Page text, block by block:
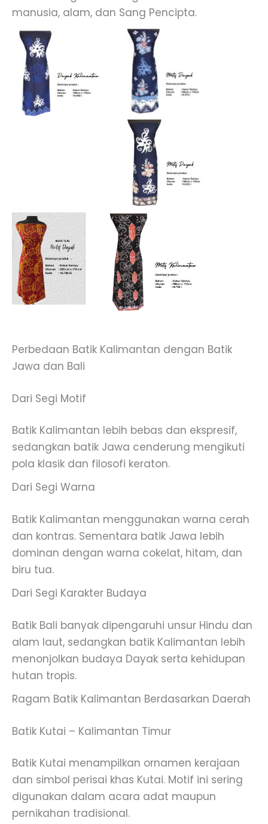
manusia, alam, dan Sang Pencipta.
Perbedaan Batik Kalimantan dengan Batik
Jawa dan Bali
Dari Segi Motif
Batik Kalimantan lebih bebas dan ekspresif,
sedangkan batik Jawa cenderung mengikuti
pola klasik dan filosofi keraton.
Dari Segi Warna
Batik Kalimantan menggunakan warna cerah
dan kontras. Sementara batik Jawa lebih
dominan dengan warna cokelat, hitam, dan
biru tua.
Dari Segi Karakter Budaya
Batik Bali banyak dipengaruhi unsur Hindu dan
alam laut, sedangkan batik Kalimantan lebih
menonjolkan budaya Dayak serta kehidupan
hutan tropis.
Ragam Batik Kalimantan Berdasarkan Daerah
Batik Kutai – Kalimantan Timur
Batik Kutai menampilkan ornamen kerajaan
dan simbol perisai khas Kutai. Motif ini sering
digunakan dalam acara adat maupun
pernikahan tradisional.